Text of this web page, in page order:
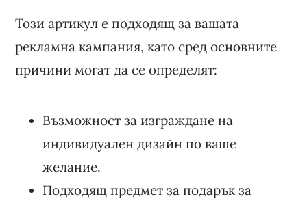
Този артикул е подходящ за вашата
рекламна кампания, като сред основните
причини могат да се определят:
Възможност за изграждане на
индивидуален дизайн по ваше
желание.
Подходящ предмет за подарък за